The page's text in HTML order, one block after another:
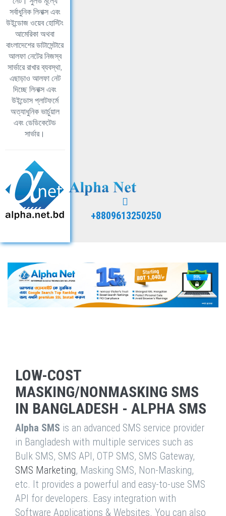
সর্বাধুনিক লিনাক্স এবং
উইন্ডোজ ওয়েব হোস্টিং
আমেরিকা অথবা
বাংলাদেশের ডাটাসেন্টারে
আলফা নেটের নিজস্ব
সার্ভারে রাখার ব্যবস্থা,
এছাড়াও আলফা নেট
দিচ্ছে লিনাক্স এবং
উইন্ডোস প্লাটফর্মে
অত্যাধুনিক ভার্চুয়াল
এবং ডেডিকেটেড
সার্ভার।
+8809613250250
LOW-COST
MASKING/NONMASKING SMS
IN BANGLADESH - ALPHA SMS
Alpha SMS is an advanced SMS service provider
in Bangladesh with multiple services such as
Bulk SMS, SMS API, OTP SMS, SMS Gateway,
SMS Marketing, Masking SMS, Non-Masking,
etc. It provides a powerful and easy-to-use SMS
API for developers. Easy integration with
Software Applications & Websites. You can also